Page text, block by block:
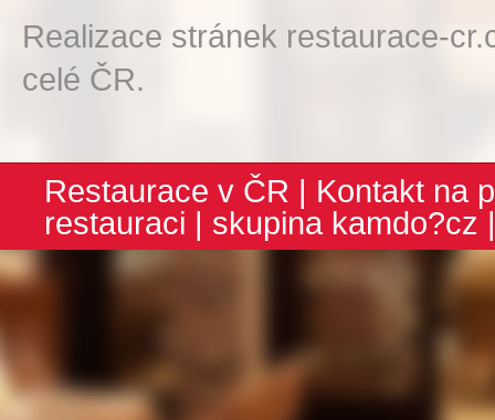
Realizace stránek restaurace-
celé ČR.
Restaurace v ČR | Kontakt na
restauraci | skupina kamdo?cz |